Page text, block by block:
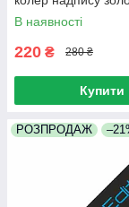
В наявності
220 ₴ 280 ₴
Купити
РОЗПРОДАЖ